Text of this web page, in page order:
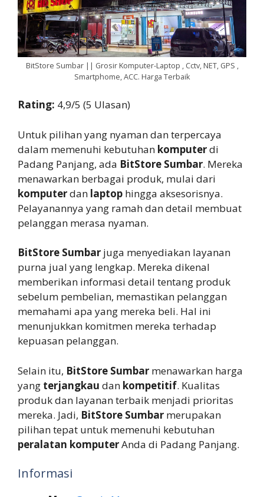
BitStore Sumbar || Grosir Komputer-Laptop , Cctv, NET, GPS ,
Smartphome, ACC. Harga Terbaik
Rating: 4,9/5 (5 Ulasan)
Untuk pilihan yang nyaman dan terpercaya
dalam memenuhi kebutuhan komputerdi
Padang Panjang, ada BitStore Sumbar. Mereka
menawarkan berbagai produk, mulai dari
komputerdan laptop hingga aksesorisnya.
Pelayanannya yang ramah dan detail membuat
pelanggan merasa nyaman.
BitStore Sumbar juga menyediakan layanan
purna jual yang lengkap. Mereka dikenal
memberikan informasi detail tentang produk
sebelum pembelian, memastikan pelanggan
memahami apa yang mereka beli. Hal ini
menunjukkan komitmen mereka terhadap
kepuasan pelanggan.
Selain itu, BitStore Sumbar menawarkan harga
yang terjangkau dan kompetitif. Kualitas
produk dan layanan terbaik menjadi prioritas
mereka. Jadi, BitStore Sumbar merupakan
pilihan tepat untuk memenuhi kebutuhan
peralatan komputerAnda di Padang Panjang.
Informasi